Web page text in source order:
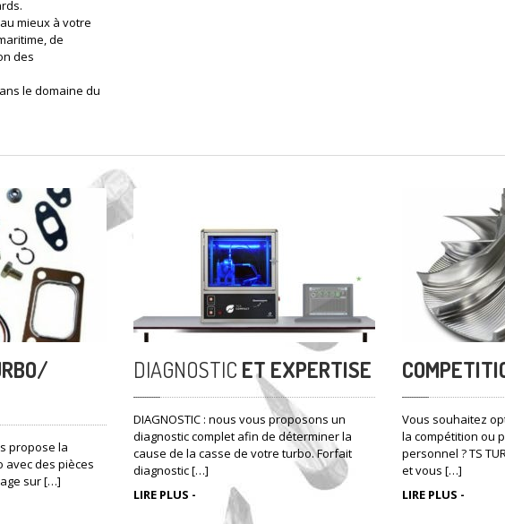
mieux à votre
de
des
le domaine du
propose la
des pièces
sur […]
DIAGNOSTIC ET EXPERTISE
DIAGNOSTIC : nous vous proposons un
diagnostic complet afin de déterminer la
cause de la casse de votre turbo. Forfait
diagnostic […]
LIRE PLUS -
Vous souhaitez
la compétition ou
personnel ? TS
et vous […]
LIRE PLUS -